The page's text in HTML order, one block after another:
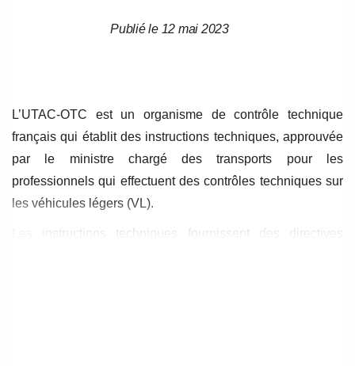
Date
Publié le 12 mai 2023
L’UTAC-OTC est un organisme de contrôle technique
français qui établit des instructions techniques, approuvée
par le ministre chargé des transports pour les
professionnels qui effectuent des contrôles techniques sur
les véhicules légers (VL).
Les instructions techniques fournissent des directives